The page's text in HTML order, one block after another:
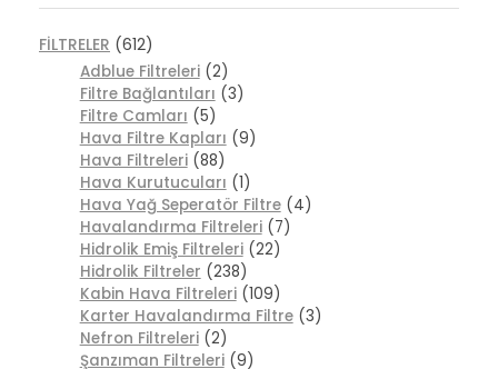
FİLTRELER (612)
Adblue Filtreleri (2)
Filtre Bağlantıları (3)
Filtre Camları (5)
Hava Filtre Kapları (9)
Hava Filtreleri (88)
Hava Kurutucuları (1)
Hava Yağ Seperatör Filtre (4)
Havalandırma Filtreleri (7)
Hidrolik Emiş Filtreleri (22)
Hidrolik Filtreler (238)
Kabin Hava Filtreleri (109)
Karter Havalandırma Filtre (3)
Nefron Filtreleri (2)
Şanzıman Filtreleri (9)